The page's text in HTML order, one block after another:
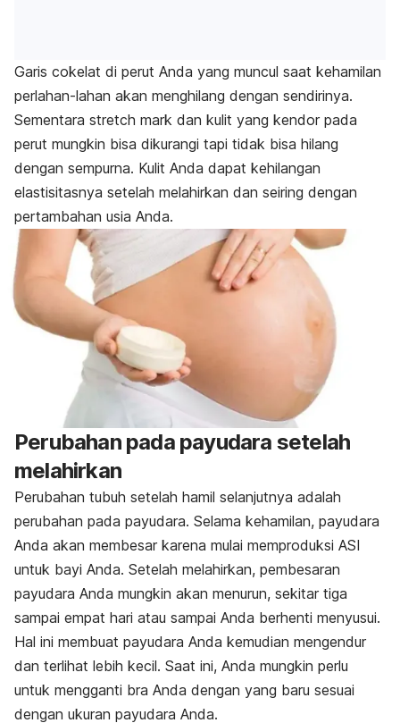
Garis cokelat di perut Anda yang muncul saat kehamilan
perlahan-lahan akan menghilang dengan sendirinya.
Sementara stretch mark dan kulit yang kendor pada
perut mungkin bisa dikurangi tapi tidak bisa hilang
dengan sempurna. Kulit Anda dapat kehilangan
elastisitasnya setelah melahirkan dan seiring dengan
pertambahan usia Anda.
Perubahan pada payudara setelah
melahirkan
Perubahan tubuh setelah hamil selanjutnya adalah
perubahan pada payudara. Selama kehamilan, payudara
Anda akan membesar karena mulai memproduksi ASI
untuk bayi Anda. Setelah melahirkan, pembesaran
payudara Anda mungkin akan menurun, sekitar tiga
sampai empat hari atau sampai Anda berhenti menyusui.
Hal ini membuat payudara Anda kemudian mengendur
dan terlihat lebih kecil. Saat ini, Anda mungkin perlu
untuk mengganti bra Anda dengan yang baru sesuai
dengan ukuran payudara Anda.